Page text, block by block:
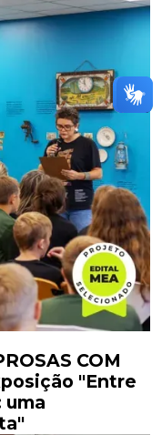
COM
"Entre